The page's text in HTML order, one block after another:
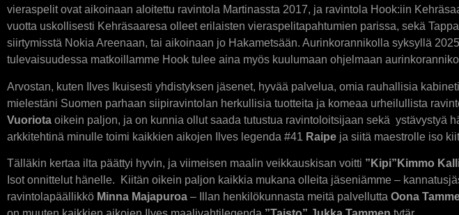
vieraspelit ovat aikoinaan aloitettu ravintola Martinassta 2017, ja ravintola Hook:iin
vuotta uskollisesti Kehräsaaresa olleet erilaisten vieraspelitapahtumien parissa, sekä
siirtymisstä Nokia Areenaan, tai aikoinaan jo Hakametsään. Aurinkorannikolla syksyllä
tulevaisuudessa matkoillamme Hook tulee aina myös kuulumaan ohjelmaan
Arvostan, kuten Ilves Ikuisesti yhdistyksen jäsenet, hyvää palvelua, omia rauhallisia
mielestäni Suomen parhaan siipiravintolan herkullisia tuotteita ja komeaa urheilullista
Vuoriota oikein paljon, ja on kunnia ollut saada tutustua ravintoloitsijaan sekä ystävystyä
arkkitehtinä minulle toimi kaikkien aikojen Ilves legenda #41 Raipe ja siitä maestrolle iso
Tälläkin kertaa ilta päättyi hyvin, ja viimeisen maalin veikkauskisan voitti ”Kipi”Kimmo
Isot onnittelut hänelle. Kiitän oikein paljon kaikkia mukana olleita jäseniämme –
ravintolapäällikkö Minna Majapuroa – Illan henkilökunnasta meitä palvellutta Oona